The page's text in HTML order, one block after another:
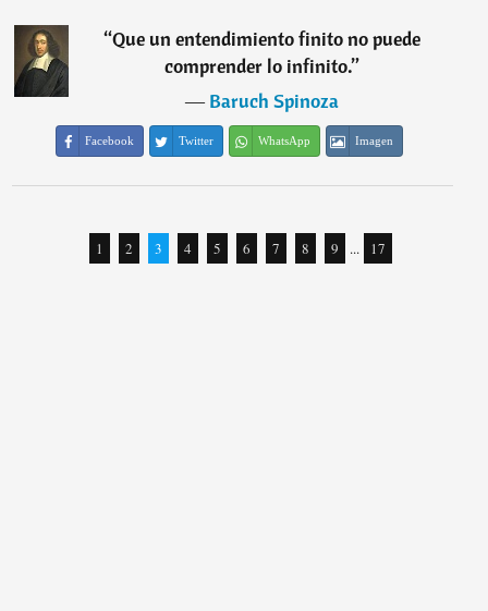
“Que un entendimiento finito no puede
comprender lo infinito.”
―Baruch Spinoza
Facebook Twitter WhatsApp Imagen
1 2 3 4 5 6 7 8 9 ... 17